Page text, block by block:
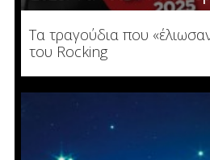
Τα τραγούδια που
του Rocking